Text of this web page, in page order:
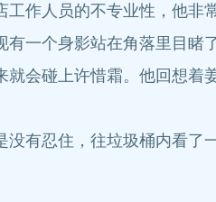
人员的不专业性，他非
个身影站在角落里目睹了
碰上许惜霜。他回想着
有忍住，往垃圾桶内看了一